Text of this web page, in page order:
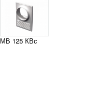
МВ 125 КВс